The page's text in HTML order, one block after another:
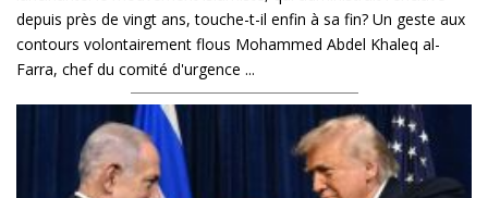
depuis près de vingt ans, touche-t-il enfin à sa fin? Un geste aux
contours volontairement flous Mohammed Abdel Khaleq al-
Farra, chef du comité d'urgence ...